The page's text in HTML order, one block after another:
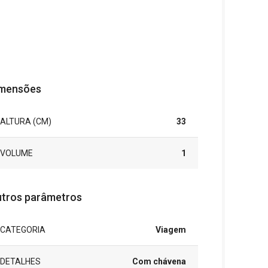
ALTURA (CM) 33
VOLUME 1
parâmetros
CATEGORIA Viagem
DETALHES Com chávena